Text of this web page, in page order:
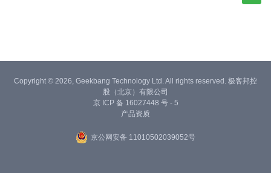
Copyright © 2026, Geekbang Technology Ltd. All rights reserved. 极客邦控
股（北京）有限公司
京 ICP 备 16027448 号 - 5
产品资质
京公网安备 11010502039052号